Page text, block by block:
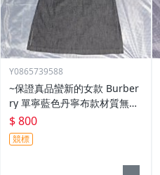
Y0865739588
~保證真品蠻新的女款 Burber
ry 單寧藍色丹寧布款材質無袖
連身洋裝38號~便宜起標底價
標多少賣多少
$ 800
競標